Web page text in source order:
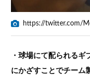
https://twitter.com/
・球場にて配られるギ
にかざすことでチーム